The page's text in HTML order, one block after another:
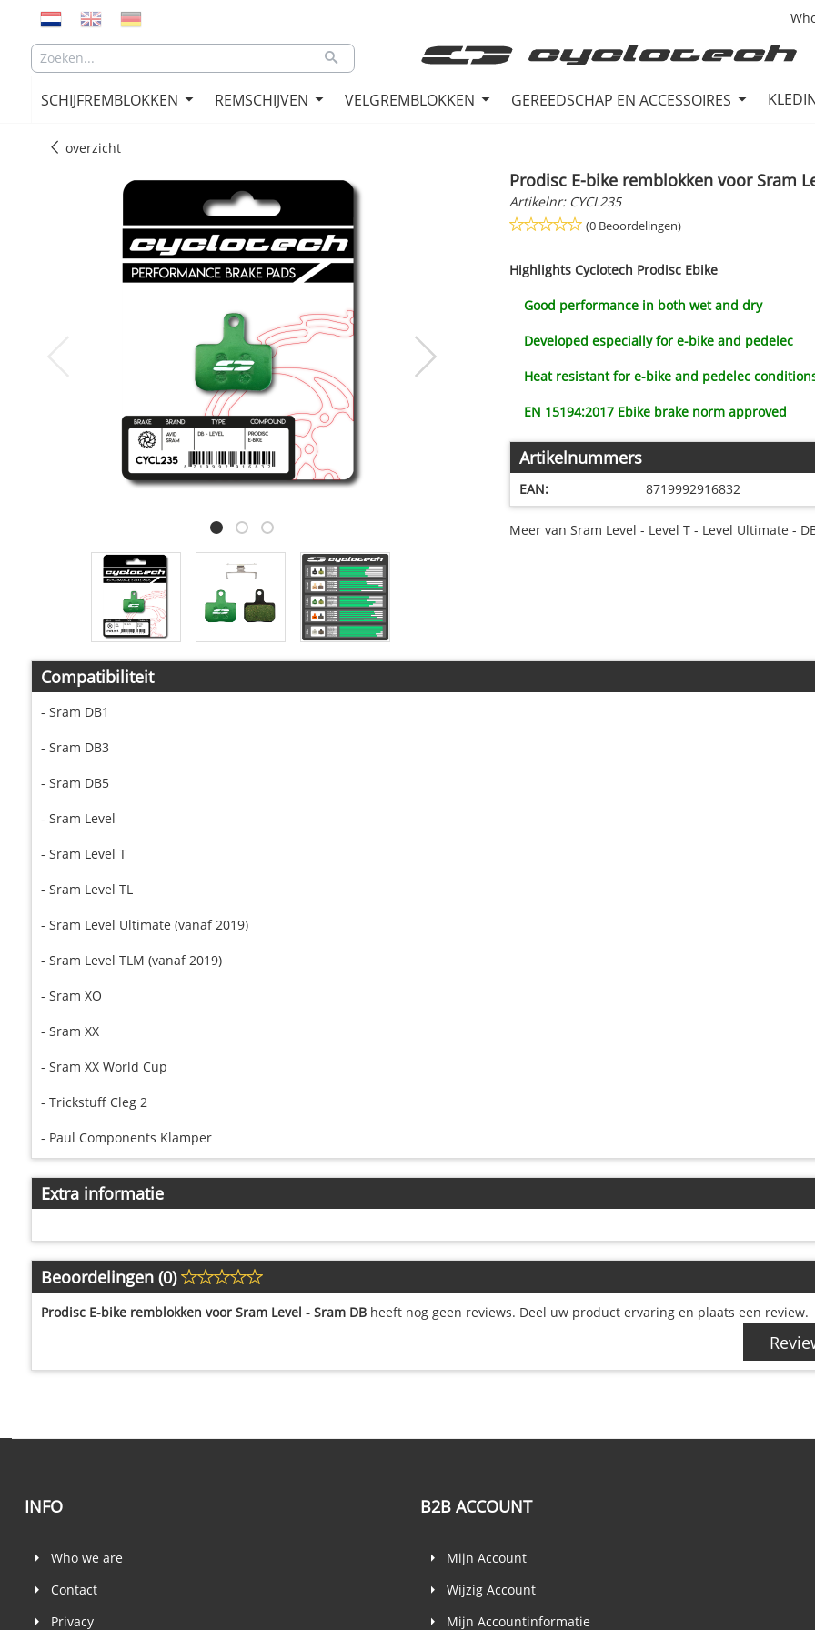
SCHIJFREMBLOKKEN REMSCHIJVEN VELGREMBLOKKEN GEREEDSCHAP EN ACCESSOIRES
overzicht
Prodisc E-bike remblokken voor Sram
Artikelnr: CYCL235
(0 Beoordelingen)
Highlights Cyclotech Prodisc Ebike
Good performance in both wet and dry
Developed especially for e-bike and pedelec
Heat resistant for e-bike and pedelec
EN 15194:2017 Ebike brake norm approved
Artikelnummers
EAN: 8719992916832
Meer van Sram Level - Level T - Level Ultimate -
Compatibiliteit
- Sram DB1
- Sram DB3
- Sram DB5
- Sram Level
- Sram Level T
- Sram Level TL
- Sram Level Ultimate (vanaf 2019)
- Sram Level TLM (vanaf 2019)
- Sram XO
- Sram XX
- Sram XX World Cup
- Trickstuff Cleg 2
- Paul Components Klamper
Extra informatie
Beoordelingen (0)
Prodisc E-bike remblokken voor Sram Level - Sram DBheeft nog geen reviews. Deel uw product ervaring en plaats een review.
INFO
Who we are
Contact
Privacy
B2B ACCOUNT
Mijn Account
Wijzig Account
Mijn Accountinformatie